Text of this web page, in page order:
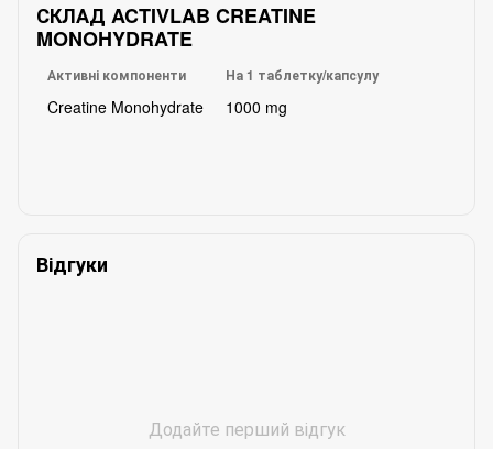
СКЛАД ACTIVLAB CREATINE
MONOHYDRATE
Активні компоненти На 1 таблетку/капсулу
Creatine Monohydrate 1000 mg
Відгуки
Додайте перший відгук